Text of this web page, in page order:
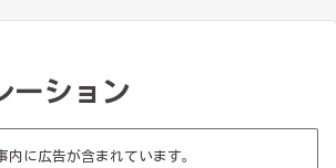
ーション
内に広告が含まれています。